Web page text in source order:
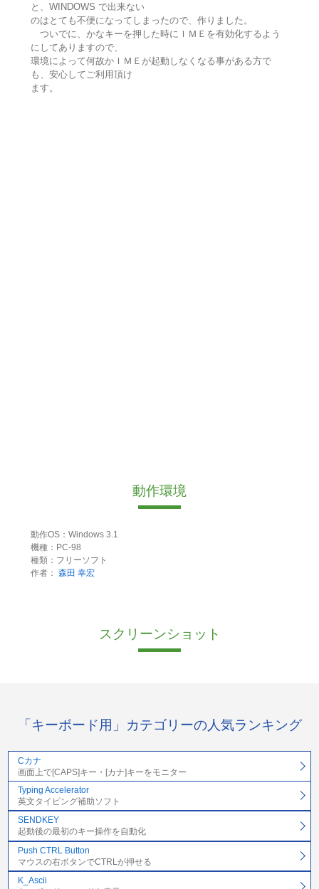
と、WINDOWS で出来ない
のはとても不便になってしまったので、作りました。
ついでに、かなキーを押した時にＩＭＥを有効化するよう
にしてありますので、
環境によって何故かＩＭＥが起動しなくなる事がある方で
も、安心してご利用頂け
ます。
動作環境
動作OS：Windows 3.1
機種：PC-98
種類：フリーソフト
作者： 森田 幸宏
スクリーンショット
「キーボード用」カテゴリーの人気ランキング
Cカナ
画面上で[CAPS]キー・[カナ]キーをモニター
Typing Accelerator
英文タイピング補助ソフト
SENDKEY
起動後の最初のキー操作を自動化
Push CTRL Button
マウスの右ボタンでCTRLが押せる
K_Ascii